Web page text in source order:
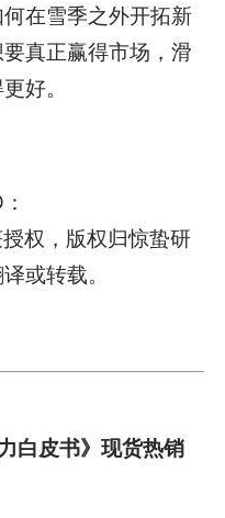
在雪季之外开拓新
真正赢得市场，滑
好。
权，版权归惊蛰研
或转载。
白皮书》现货热销